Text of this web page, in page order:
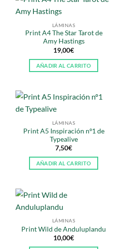
LÁMINAS
Print A4 The Star Tarot de
Amy Hastings
19,00€
AÑADIR AL CARRITO
LÁMINAS
Print A5 Inspiración nº1 de
Typealive
7,50€
AÑADIR AL CARRITO
LÁMINAS
Print Wild de Anduluplandu
10,00€